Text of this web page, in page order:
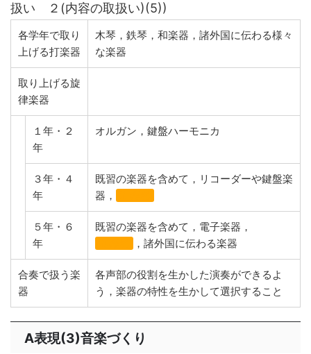
扱い ２(内容の取扱い)(5))
各学年で取り
上げる打楽器
木琴，鉄琴，和楽器，諸外国に伝わる様々
な楽器
取り上げる旋
律楽器
１年・２
年
オルガン，鍵盤ハーモニカ
３年・４
年
既習の楽器を含めて，リコーダーや鍵盤楽
器，
５年・６
年
既習の楽器を含めて，電子楽器，
，諸外国に伝わる楽器
合奏で扱う楽
器
各声部の役割を生かした演奏ができるよ
う，楽器の特性を生かして選択すること
A表現(3)音楽づくり